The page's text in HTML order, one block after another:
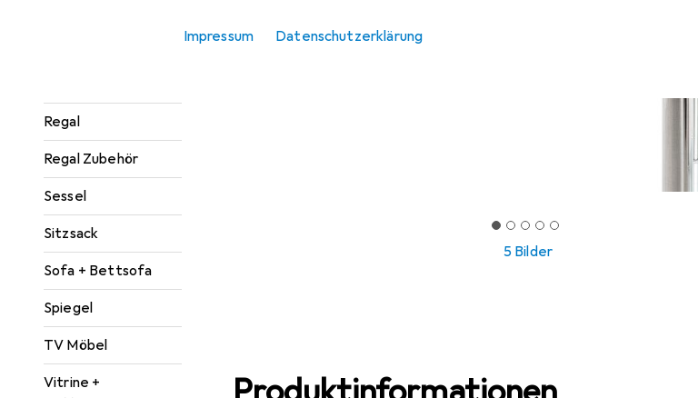
Impressum Datenschutzerklärung
Regal
Regal Zubehör
Sessel
Sitzsack
Sofa + Bettsofa
Spiegel
TV Möbel
Vitrine +
5 Bilder